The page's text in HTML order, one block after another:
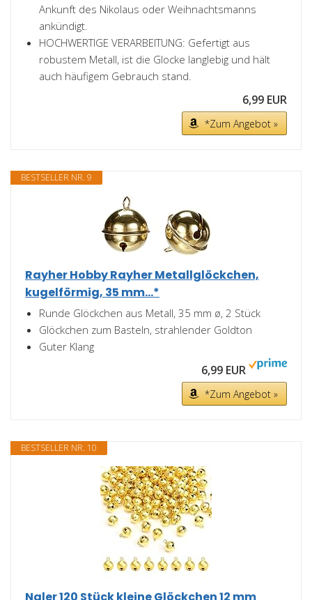
Ankunft des Nikolaus oder Weihnachtsmanns
ankündigt.
HOCHWERTIGE VERARBEITUNG: Gefertigt aus
robustem Metall, ist die Glocke langlebig und hält
auch häufigem Gebrauch stand.
6,99 EUR
*Zum Angebot »
BESTSELLER NR. 9
Rayher Hobby Rayher Metallglöckchen,
kugelförmig, 35 mm...*
Runde Glöckchen aus Metall, 35 mm ø, 2 Stück
Glöckchen zum Basteln, strahlender Goldton
Guter Klang
6,99 EUR
*Zum Angebot »
BESTSELLER NR. 10